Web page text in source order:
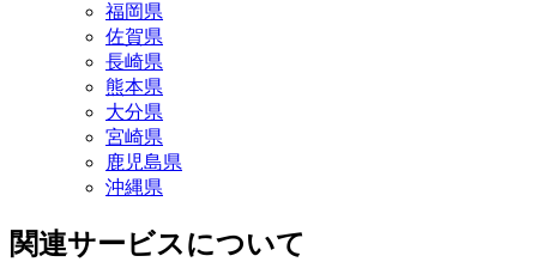
福岡県
佐賀県
長崎県
熊本県
大分県
宮崎県
鹿児島県
沖縄県
関連サービスについて